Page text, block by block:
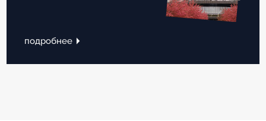
подробнее